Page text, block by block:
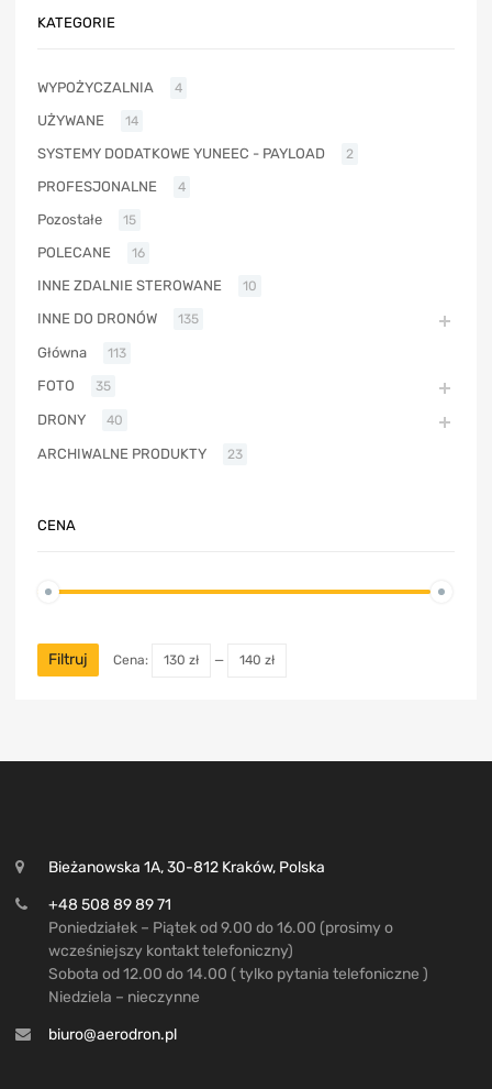
KATEGORIE
WYPOŻYCZALNIA 4
UŻYWANE 14
SYSTEMY DODATKOWE YUNEEC - PAYLOAD 2
PROFESJONALNE 4
Pozostałe 15
POLECANE 16
INNE ZDALNIE STEROWANE 10
INNE DO DRONÓW 135
Główna 113
FOTO 35
DRONY 40
ARCHIWALNE PRODUKTY 23
CENA
Filtruj Cena: 130 zł — 140 zł
Bieżanowska 1A, 30-812 Kraków, Polska
+48 508 89 89 71
Poniedziałek – Piątek od 9.00 do 16.00 (prosimy o
wcześniejszy kontakt telefoniczny)
Sobota od 12.00 do 14.00 ( tylko pytania telefoniczne )
Niedziela – nieczynne
biuro@aerodron.pl